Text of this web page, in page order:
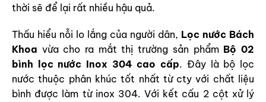
thời sẽ để lại rất nhiều hậu quả.
Thấu hiểu nỗi lo lắng của người dân, Lọc nước Bách
Khoa vừa cho ra mắt thị trường sản phẩm Bộ 02
bình lọc nước Inox 304 cao cấp. Đây là bộ lọc
nước thuộc phân khúc tốt nhất từ cty với chất liệu
bình được làm từ inox 304. Với kết cấu 2 cột xử lý